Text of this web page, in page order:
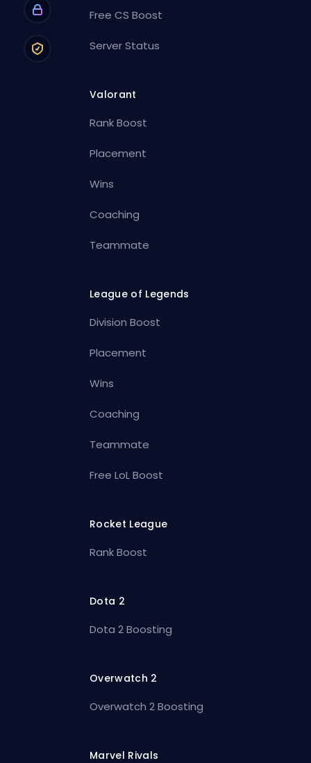
Free CS Boost
Server Status
Valorant
Rank Boost
Placement
Wins
Coaching
Teammate
League of Legends
Division Boost
Placement
Wins
Coaching
Teammate
Free LoL Boost
Rocket League
Rank Boost
Dota 2
Dota 2 Boosting
Overwatch 2
Overwatch 2 Boosting
Marvel Rivals